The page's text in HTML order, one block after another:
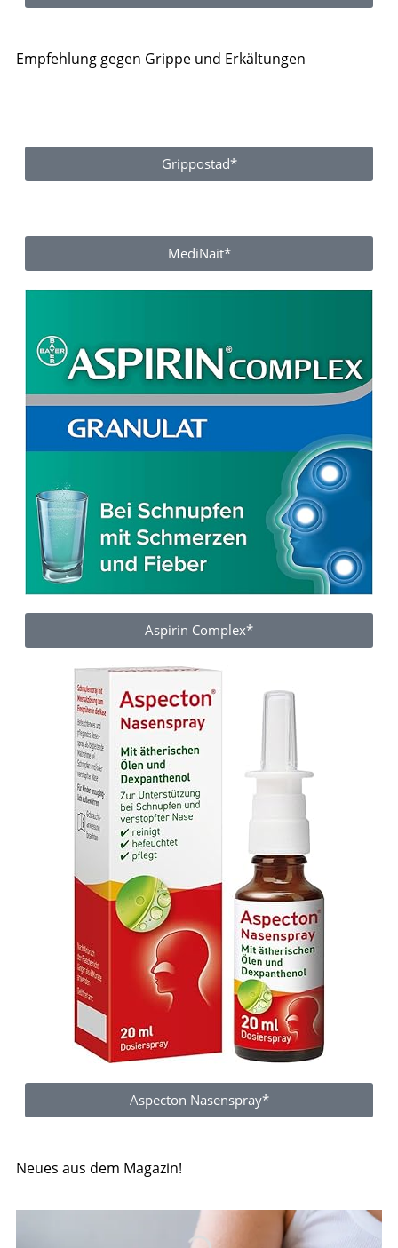
Empfehlung gegen Grippe und Erkältungen
Grippostad*
MediNait*
Aspirin Complex*
Aspecton Nasenspray*
Neues aus dem Magazin!